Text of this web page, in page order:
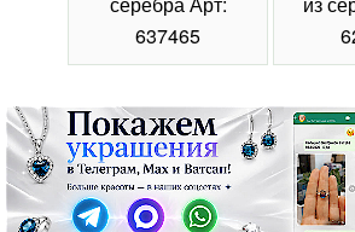
637465